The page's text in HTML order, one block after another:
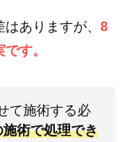
ありますが、 8
す。
て施術する必
施術で処理でき